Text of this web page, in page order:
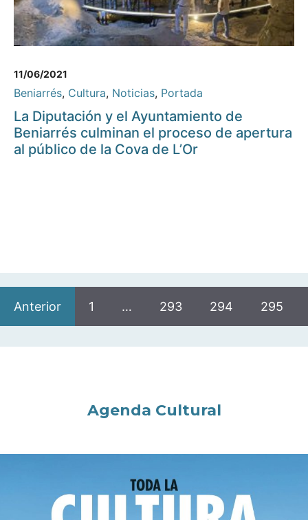
11/06/2021
Beniarrés, Cultura, Noticias, Portada
La Diputación y el Ayuntamiento de
Beniarrés culminan el proceso de apertura
al público de la Cova de L’Or
Anterior 1 … 293 294 295
Agenda Cultural